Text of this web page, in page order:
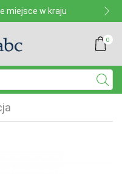
miejsce w kraju
0